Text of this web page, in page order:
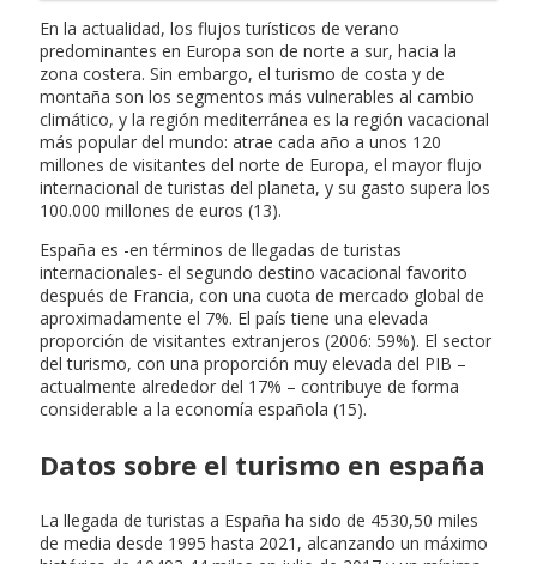
En la actualidad, los flujos turísticos de verano
predominantes en Europa son de norte a sur, hacia la
zona costera. Sin embargo, el turismo de costa y de
montaña son los segmentos más vulnerables al cambio
climático, y la región mediterránea es la región vacacional
más popular del mundo: atrae cada año a unos 120
millones de visitantes del norte de Europa, el mayor flujo
internacional de turistas del planeta, y su gasto supera los
100.000 millones de euros (13).
España es -en términos de llegadas de turistas
internacionales- el segundo destino vacacional favorito
después de Francia, con una cuota de mercado global de
aproximadamente el 7%. El país tiene una elevada
proporción de visitantes extranjeros (2006: 59%). El sector
del turismo, con una proporción muy elevada del PIB –
actualmente alrededor del 17% – contribuye de forma
considerable a la economía española (15).
Datos sobre el turismo en españa
La llegada de turistas a España ha sido de 4530,50 miles
de media desde 1995 hasta 2021, alcanzando un máximo